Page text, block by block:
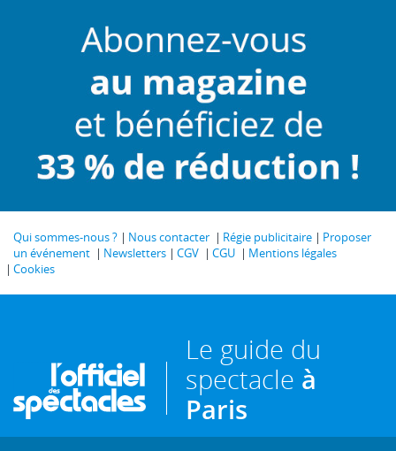
Qui sommes-nous ? Nous contacter Régie publicitaire
Proposer
un événement
Newsletters CGV CGU
Mentions légales
Cookies
Le guide du
spectacle à
Paris